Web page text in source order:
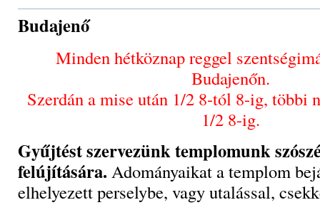
Budajenő
Minden hétköznap reggel
Budajenőn.
Szerdán a mise után 1/2 8-tól 8-ig, többi
1/2 8-ig.
Gyűjtést szervezünk templomunk
felújítására. Adományaikat a templom
elhelyezett perselybe, vagy utalással,